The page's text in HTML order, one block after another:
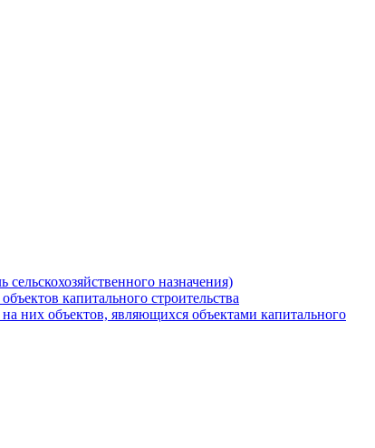
назначения)
капитального строительства
них объектов, являющихся объектами капитального